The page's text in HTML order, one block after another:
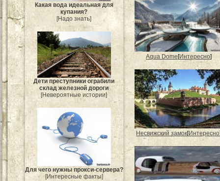
Какая вода идеальная для
купания?
[Надо знать]
Дети преступники ограбили
склад железной дороги
[Невероятные истории]
Для чего нужны прокси-сервера?
[Интересные факты]
Aqua Dome[Интересно]
Несвижский замок[Интересно